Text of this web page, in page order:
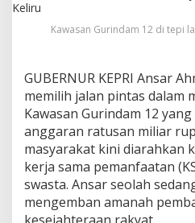
n
m
1
2
B
u
k
a
n
Kawasan Gurindam 12 di tepi
GUBERNUR KEPRI Ansar
memilih jalan pintas dalam
Kawasan Gurindam 12
anggaran ratusan miliar
masyarakat kini diarahkan
kerja sama pemanfaatan
swasta. Ansar seolah
mengemban amanah